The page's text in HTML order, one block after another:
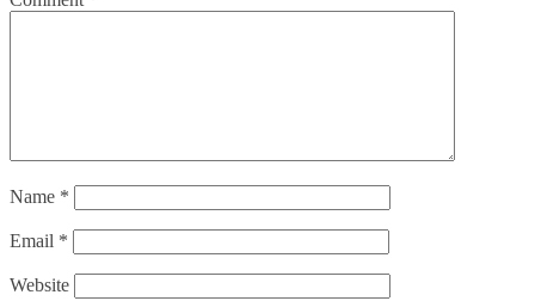
Name *
Email *
Website